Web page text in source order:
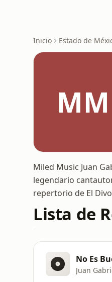
Inicio Estado de
MM
Miled Music Juan
legendario
repertorio de El
Lista de
No Es
Juan